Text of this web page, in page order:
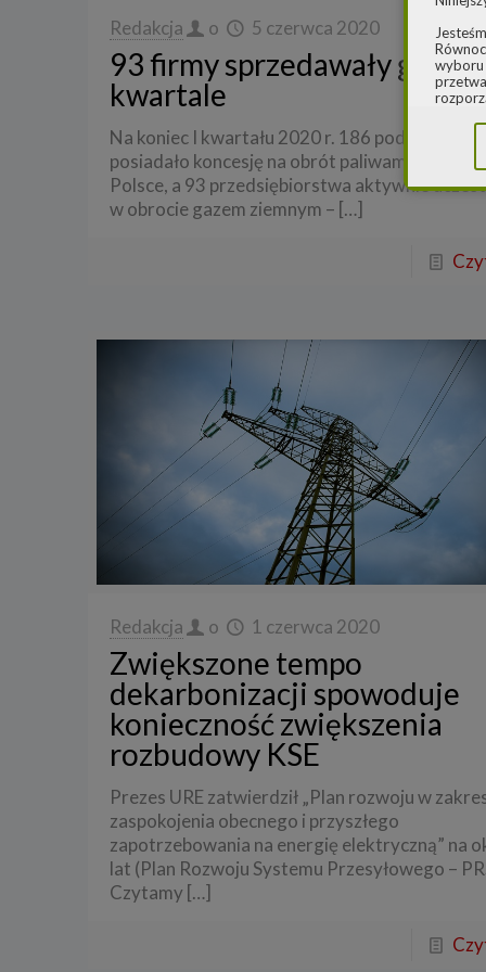
Redakcja o 5 czerwca 2020
93 firmy sprzedawały gaz w I
kwartale
Na koniec I kwartału 2020 r. 186 podmiotów
posiadało koncesję na obrót paliwami
Polsce, a 93 przedsiębiorstwa aktywnie
w obrocie gazem ziemnym – […]
Redakcja o 1 czerwca 2020
Zwiększone tempo
dekarbonizacji spowoduje
konieczność zwiększenia
rozbudowy KSE
Prezes URE zatwierdził „Plan rozwoju w
zaspokojenia obecnego i przyszłego
zapotrzebowania na energię elektryczną” na
lat (Plan Rozwoju Systemu Przesyłowego –
Czytamy […]
wyboru
2.
ul.
W
a) pod
b)
stron i
4. Cel
Twoje
a)
swoje
b)
oraz
c)